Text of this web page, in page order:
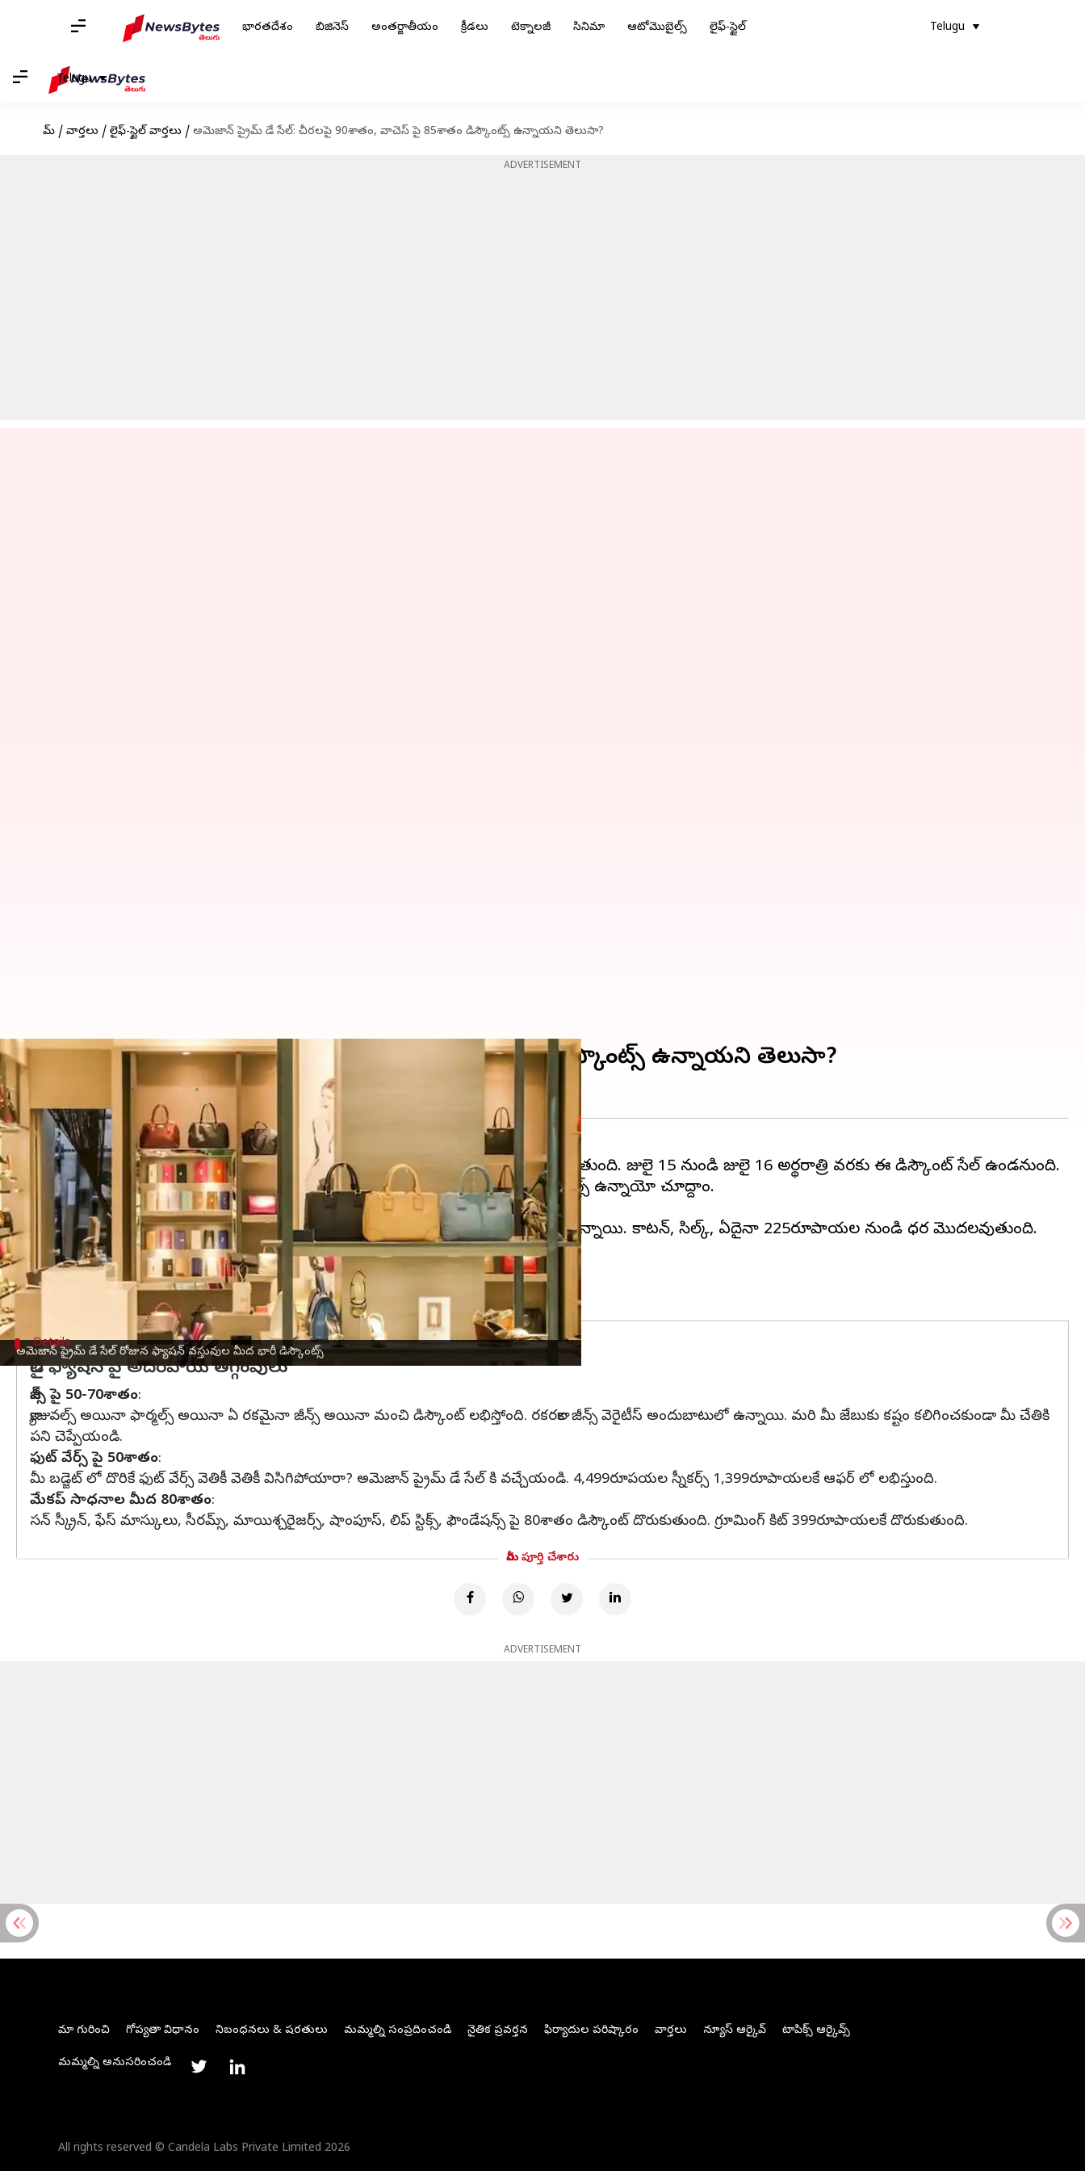
భారతదేశం బిజినెస్ అంతర్జాతీయం క్రీడలు టెక్నాలజీ సినిమా ఆటోమొబైల్స్ లైఫ్-స్టైల్ Telugu
Telugu
హోమ్ / వార్తలు / లైఫ్-స్టైల్ వార్తలు / అమెజాన్ ప్రైమ్ డే సేల్: చీరలపై 90శాతం, వాచెస్ పై 85శాతం డిస్కౌంట్స్ ఉన్నాయని తెలుసా?
ADVERTISEMENT
అమెజాన్ ప్రైమ్ డే సేల్ రోజున ఫ్యాషన్ వస్తువుల మీద భారీ డిస్కౌంట్స్
అమెజాన్ ప్రైమ్ డే సేల్: చీరలపై 90శాతం, వాచెస్ పై 85శాతం డిస్కౌంట్స్ ఉన్నాయని తెలుసా?
Jul 13, 2023 06:31 pm
ఈ వార్తాకథనం ఏంటి
అమెజాన్ప్రైమ్ మెంబర్లకు అద్భుతమైన అవకాశం వచ్చేసింది. అమెజాన్ ప్రైమ్ డే సేల్ మొదలు కాబోతుంది. జులై 15 నుండి జులై 16 అర్థరాత్రి వరకు ఈ డిస్కౌంట్ సేల్ ఉండనుంది.
చీరలపై 90శాతం తగ్గింపు:
ట్రెండీ సారీస్ కొనడానికి ఇదే మంచి సమయం. 70-90శాతం వరకు చీరలపై డిస్కౌంట్స్ లభిస్తున్నాయి. కాటన్, సిల్క్, ఏదైనా 225రూపాయల నుండి ధర మొదలవుతుంది.
వాచెస్ పై 85శాతం:
Details
డైలీ ఫ్యాషన్ పై అదిరిపోయే తగ్గింపులు
జీన్స్ పై 50-70శాతం:
క్యాజువల్స్ అయినా ఫార్మల్స్ అయినా ఏ రకమైనా జీన్స్ అయినా మంచి డిస్కౌంట్ లభిస్తోంది. రకరకాల జీన్స్ వెరైటీస్ అందుబాటులో ఉన్నాయి. మరి మీ జేబుకు కష్టం కలిగించకుండా మీ చేతికి
పని చెప్పేయండి.
ఫుట్ వేర్స్ పై 50శాతం:
మీ బడ్జెట్ లో దొరికే ఫుట్ వేర్స్ వెతికీ వెతికీ విసిగిపోయారా? అమెజాన్ ప్రైమ్ డే సేల్ కి వచ్చేయండి. 4,499రూపయల స్నీకర్స్ 1,399రూపాయలకే ఆఫర్ లో లభిస్తుంది.
మేకప్ సాధనాల మీద 80శాతం:
సన్ స్క్రీన్, ఫేస్ మాస్కులు, సీరమ్స్, మాయిశ్చరైజర్స్, షాంపూస్, లిప్ స్టిక్స్, ఫౌండేషన్స్ పై 80శాతం డిస్కౌంట్ దొరుకుతుంది. గ్రూమింగ్ కిట్ 399రూపాయలకే దొరుకుతుంది.
మీరు పూర్తి చేశారు
ADVERTISEMENT
మా గురించి గోప్యతా విధానం నిబంధనలు & షరతులు మమ్మల్ని సంప్రదించండి నైతిక ప్రవర్తన ఫిర్యాదుల పరిష్కారం వార్తలు న్యూస్ ఆర్కైవ్ టాపిక్స్ ఆర్కైవ్స్
మమ్మల్ని అనుసరించండి
All rights reserved © Candela Labs Private Limited 2026